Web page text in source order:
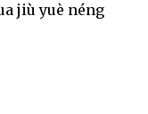
jiù yuè néng